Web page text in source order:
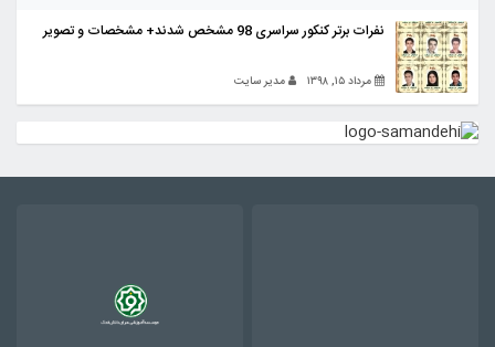
نفرات برتر کنکور سراسری 98 مشخص شدند+ مشخصات و تصویر
مرداد ۱۵, ۱۳۹۸ مدیر سایت